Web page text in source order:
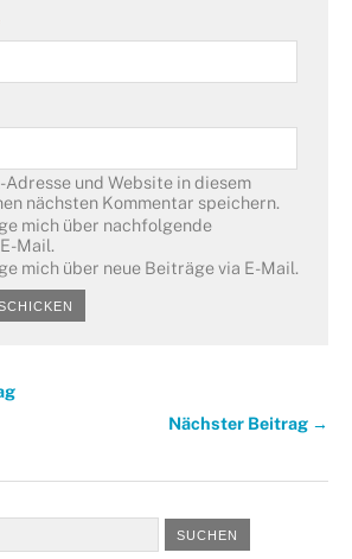
Adresse und Website in diesem
nächsten Kommentar speichern.
mich über nachfolgende
Mail.
mich über neue Beiträge via E-Mail.
Nächster Beitrag →